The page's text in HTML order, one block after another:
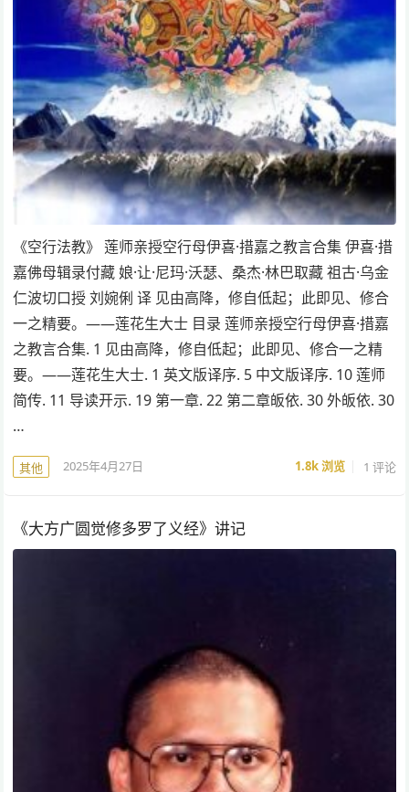
《空行法教》 莲师亲授空行母伊喜·措嘉之教言合集 伊喜·措
嘉佛母辑录付藏 娘·让·尼玛·沃瑟、桑杰·林巴取藏 祖古·乌金
仁波切口授 刘婉俐 译 见由高降，修自低起；此即见、修合
一之精要。——莲花生大士 目录 莲师亲授空行母伊喜·措嘉
之教言合集. 1 见由高降，修自低起；此即见、修合一之精
要。——莲花生大士. 1 英文版译序. 5 中文版译序. 10 莲师
简传. 11 导读开示. 19 第一章. 22 第二章皈依. 30 外皈依. 30
…
其他 2025年4月27日 1.8k浏览 1 评论
《大方广圆觉修多罗了义经》讲记